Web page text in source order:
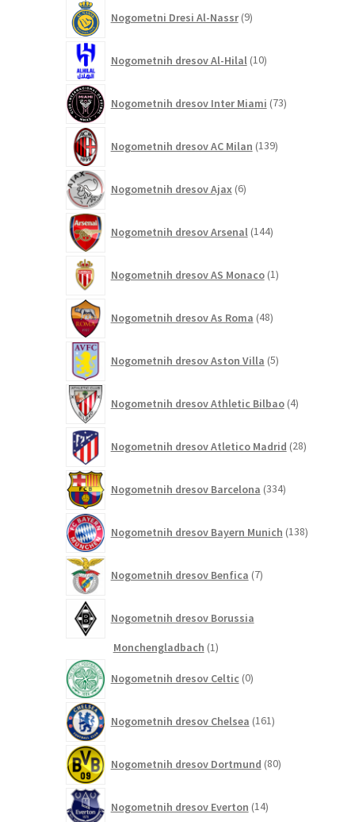
Nogometni Dresi Al-Nassr 9izdelkov
Nogometnih dresov Al-Hilal 10izdelkov
Nogometnih dresov Inter Miami 73izdelkov
Nogometnih dresov AC Milan 139izdelkov
Nogometnih dresov Ajax 6izdelkov
Nogometnih dresov Arsenal 144izdelkov
Nogometnih dresov AS Monaco 1izdelek
Nogometnih dresov As Roma 48izdelkov
Nogometnih dresov Aston Villa 5izdelkov
Nogometnih dresov Athletic Bilbao 4izdelki
Nogometnih dresov Atletico Madrid 28izdelkov
Nogometnih dresov Barcelona 334izdelkov
Nogometnih dresov Bayern Munich 138izdelkov
Nogometnih dresov Benfica 7izdelkov
Nogometnih dresov Borussia
Monchengladbach 11
Nogometnih dresov Celtic 0izdelkov
Nogometnih dresov Chelsea 161izdelkov
Nogometnih dresov Dortmund 80izdelkov
Nogometnih dresov Everton 14izdelkov